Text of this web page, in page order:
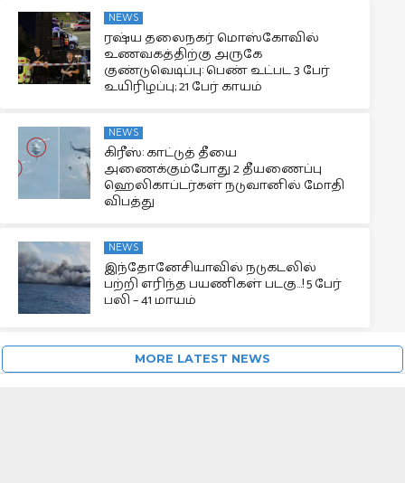
NEWS
ரஷ்ய தலைநகர் மொஸ்கோவில்
உணவகத்திற்கு அருகே
குண்டுவெடிப்பு: பெண் உட்பட 3 பேர்
உயிரிழப்பு; 21 பேர் காயம்
NEWS
கிரீஸ்: காட்டுத் தீயை
அணைக்கும்போது 2 தீயணைப்பு
ஹெலிகாப்டர்கள் நடுவானில் மோதி
விபத்து
NEWS
இந்தோனேசியாவில் நடுகடலில்
பற்றி எரிந்த பயணிகள் படகு…! 5 பேர்
பலி – 41 மாயம்
MORE LATEST NEWS